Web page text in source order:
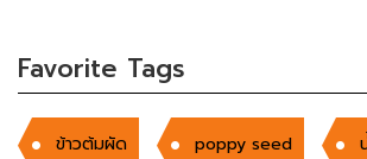
Favorite Tags
ข้าวต้มผัด poppy seed